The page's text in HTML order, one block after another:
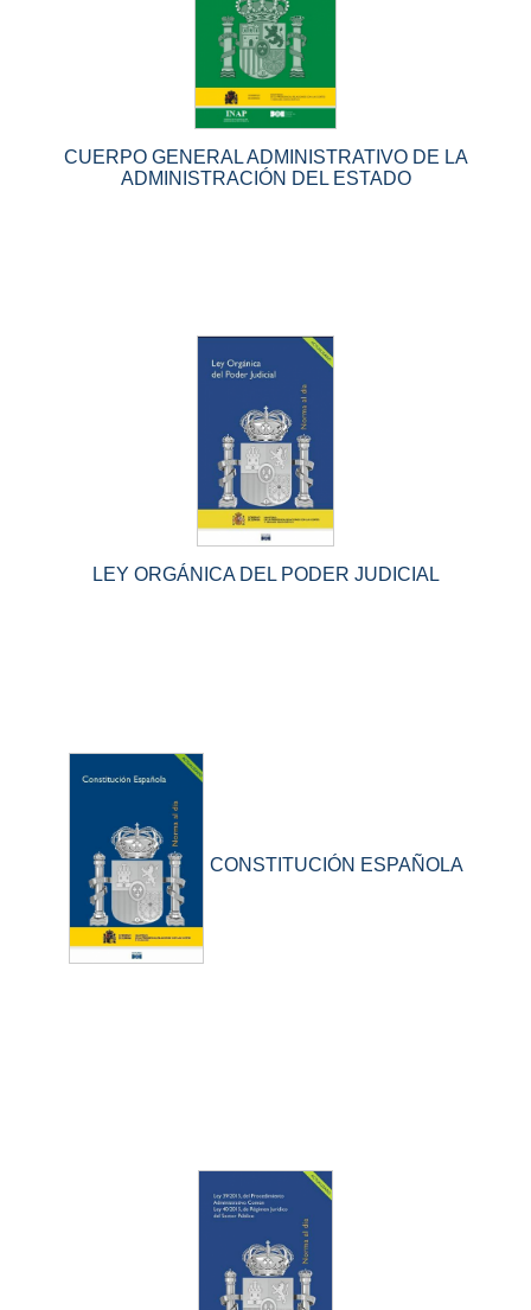
CUERPO GENERAL ADMINISTRATIVO DE LA
ADMINISTRACIÓN DEL ESTADO
LEY ORGÁNICA DEL PODER JUDICIAL
CONSTITUCIÓN ESPAÑOLA